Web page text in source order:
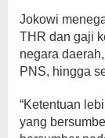
Jokowi
THR dan gaji
negara
PNS, hingga
“Ketentuan
yang